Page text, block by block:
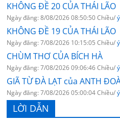
KHÔNG ĐỀ 20 CỦA THÁI LÃO
Ngày đăng: 8/08/2026 08:50:50 Chiều/
KHÔNG ĐỀ 19 CỦA THÁI LÃO
Ngày đăng: 7/08/2026 10:15:05 Chiều/
CHÙM THƠ CỦA BÍCH HÀ
Ngày đăng: 7/08/2026 09:06:46 Chiều/
GIÃ TỪ ĐÀ LẠT của ANTH
Ngày đăng: 7/08/2026 05:00:04 Chiều/
LỜI DẪN